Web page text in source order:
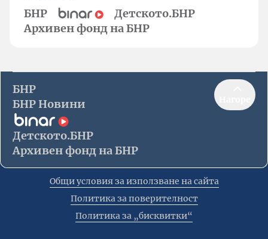
БНР
Детското.БНР
Архивен фонд на БНР
БНР
БНР Новини
Детското.БНР
Архивен фонд на БНР
Общи условия за използване на сайта
Политика за поверителност
Политика за „бисквитки“